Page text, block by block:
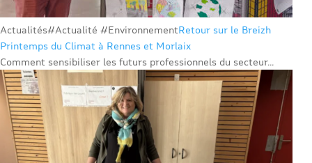
Actualités#Actualité #EnvironnementRetour sur le Breizh
Printemps du Climat à Rennes et Morlaix
Comment sensibiliser les futurs professionnels du secteur...